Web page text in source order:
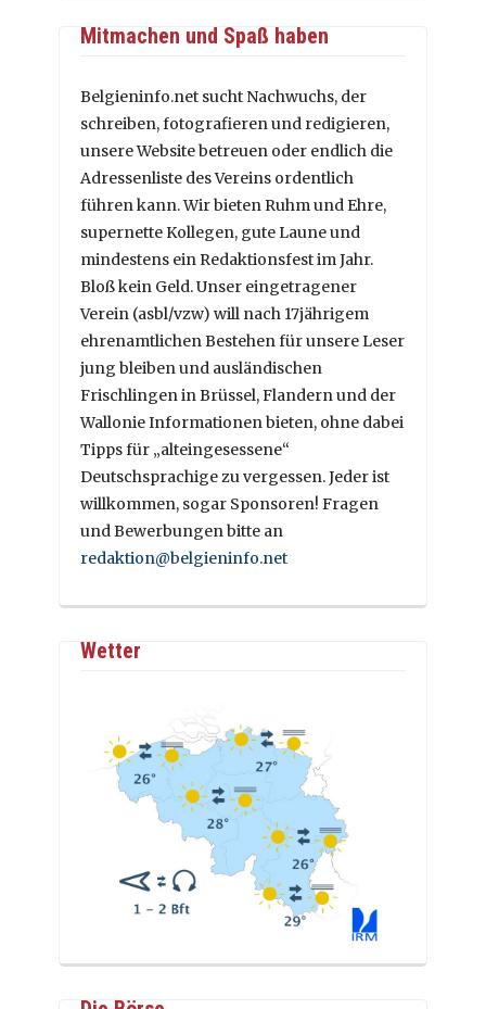
Mitmachen und Spaß haben
Belgieninfo.net sucht Nachwuchs, der
schreiben, fotografieren und redigieren,
unsere Website betreuen oder endlich die
Adressenliste des Vereins ordentlich
führen kann. Wir bieten Ruhm und Ehre,
supernette Kollegen, gute Laune und
mindestens ein Redaktionsfest im Jahr.
Bloß kein Geld. Unser eingetragener
Verein (asbl/vzw) will nach 17jährigem
ehrenamtlichen Bestehen für unsere Leser
jung bleiben und ausländischen
Frischlingen in Brüssel, Flandern und der
Wallonie Informationen bieten, ohne dabei
Tipps für „alteingesessene“
Deutschsprachige zu vergessen. Jeder ist
willkommen, sogar Sponsoren! Fragen
und Bewerbungen bitte an
redaktion@belgieninfo.net
Wetter